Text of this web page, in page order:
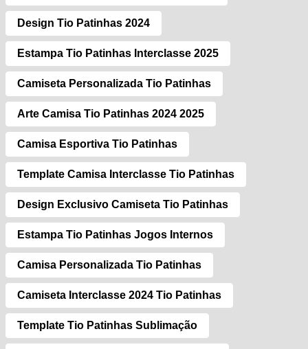
Design Tio Patinhas 2024
Estampa Tio Patinhas Interclasse 2025
Camiseta Personalizada Tio Patinhas
Arte Camisa Tio Patinhas 2024 2025
Camisa Esportiva Tio Patinhas
Template Camisa Interclasse Tio Patinhas
Design Exclusivo Camiseta Tio Patinhas
Estampa Tio Patinhas Jogos Internos
Camisa Personalizada Tio Patinhas
Camiseta Interclasse 2024 Tio Patinhas
Template Tio Patinhas Sublimação